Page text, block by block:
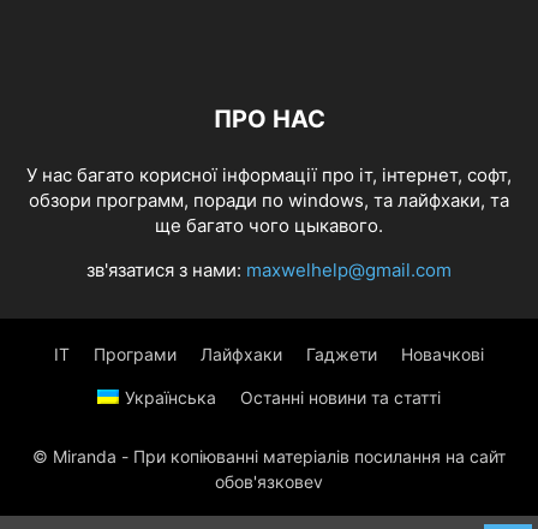
ПРО НАС
У нас багато корисної інформації про іт, інтернет, софт,
обзори программ, поради по windows, та лайфхаки, та
ще багато чого цыкавого.
зв'язатися з нами: maxwelhelp@gmail.com
IT Програми Лайфхаки Гаджети Новачкові
Українська Останні новини та статті
© Miranda - При копіюванні матеріалів посилання на сайт
обов'язковеv